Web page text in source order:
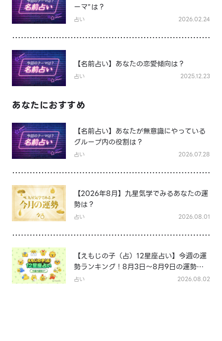
ーマ”は？
占い 2026.02.24
【名前占い】あなたの恋愛傾向は？
占い 2025.12.23
あなたにおすすめ
【名前占い】あなたが無意識にやっている
グループ内の役割は？
占い 2026.07.28
【2026年8月】九星気学でみるあなたの運
勢は？
占い 2026.08.01
【えもじの子（占）12星座占い】今週の運
勢ランキング！8月3日～8月9日の運勢
は？
占い 2026.08.02